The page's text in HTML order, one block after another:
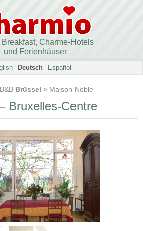
Breakfast, Charme-Hotels
und Ferienhäuser
Deutsch Español
B&B Brüssel > Maison Noble
Bruxelles-Centre